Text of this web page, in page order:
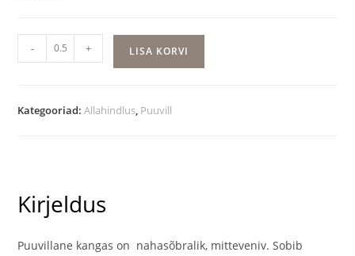
ja
- + LISA KORVI
Kategooriad:Allahindlus Puuvill
Kirjeldus
Puuvillane kangas on nahasõbralik, mitteveniv. Sobib